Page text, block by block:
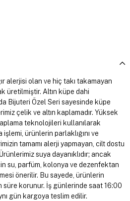
alerjisi olan ve hiç takı takamayan
üretilmiştir. Altın küpe dahi
Bijuteri Özel Seri sayesinde küpe
çelik ve altın kaplamadır. Yüksek
teknolojileri kullanılarak
ürünlerin parlaklığını ve
tamamı alerji yapmayan, cilt dostu
suya dayanıklıdır; ancak
su, parfüm, kolonya ve dezenfektan
önerilir. Bu sayede, ürünlerin
süre korunur. İş günlerinde saat 16:00
gün kargoya teslim edilir.